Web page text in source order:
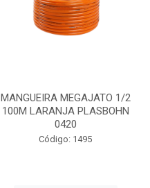
MANGUEIRA MEGAJATO 1/2
100M LARANJA PLASBOHN
0420
Código: 1495